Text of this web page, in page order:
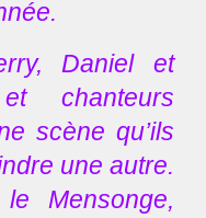
Daniel et
chanteurs
scène qu’ils
une autre.
Mensonge,